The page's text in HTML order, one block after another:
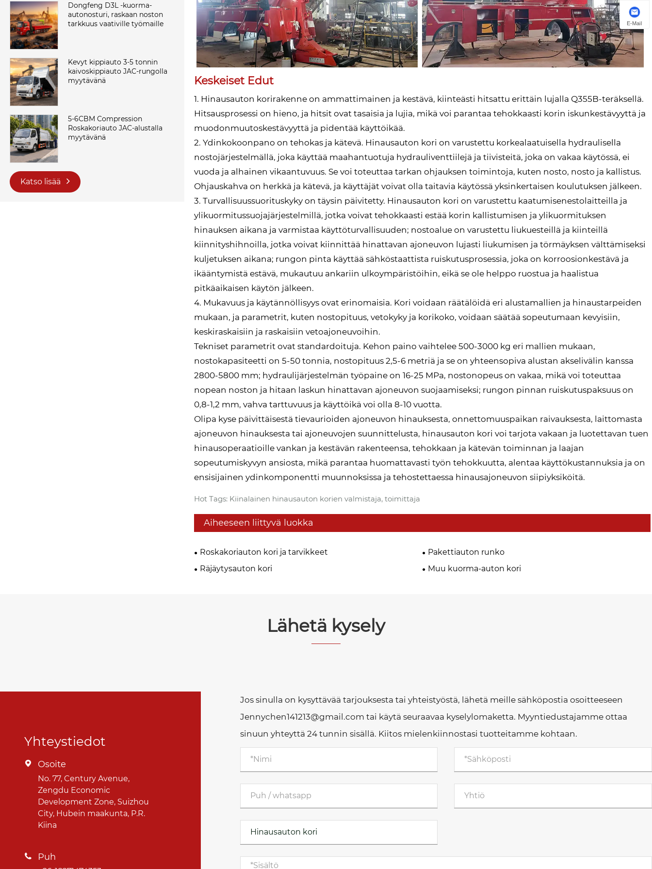
Dongfeng D3L -kuorma-
autonosturi, raskaan noston
tarkkuus vaativille työmaille
Kevyt kippiauto 3-5 tonnin
kaivoskippiauto JAC-rungolla
myytävänä
5-6CBM Compression
Roskakoriauto JAC-alustalla
myytävänä
Katso lisää
Keskeiset Edut
1. Hinausauton korirakenne on ammattimainen ja kestävä, kiinteästi hitsattu erittäin lujalla Q355B-teräksellä.
Hitsausprosessi on hieno, ja hitsit ovat tasaisia ​​ja lujia, mikä voi parantaa tehokkaasti korin iskunkestävyyttä ja
muodonmuutoskestävyyttä ja pidentää käyttöikää.
2. Ydinkokoonpano on tehokas ja kätevä. Hinausauton kori on varustettu korkealaatuisella hydraulisella
nostojärjestelmällä, joka käyttää maahantuotuja hydrauliventtiilejä ja tiivisteitä, joka on vakaa käytössä, ei
vuoda ja alhainen vikaantuvuus. Se voi toteuttaa tarkan ohjauksen toimintoja, kuten nosto, nosto ja kallistus.
Ohjauskahva on herkkä ja kätevä, ja käyttäjät voivat olla taitavia käytössä yksinkertaisen koulutuksen jälkeen.
3. Turvallisuussuorituskyky on täysin päivitetty. Hinausauton kori on varustettu kaatumisenestolaitteilla ja
ylikuormitussuojajärjestelmillä, jotka voivat tehokkaasti estää korin kallistumisen ja ylikuormituksen
hinauksen aikana ja varmistaa käyttöturvallisuuden; nostoalue on varustettu liukuesteillä ja kiinteillä
kiinnityshihnoilla, jotka voivat kiinnittää hinattavan ajoneuvon lujasti liukumisen ja törmäyksen välttämiseksi
kuljetuksen aikana; rungon pinta käyttää sähköstaattista ruiskutusprosessia, joka on korroosionkestävä ja
ikääntymistä estävä, mukautuu ankariin ulkoympäristöihin, eikä se ole helppo ruostua ja haalistua
pitkäaikaisen käytön jälkeen.
4. Mukavuus ja käytännöllisyys ovat erinomaisia. Kori voidaan räätälöidä eri alustamallien ja hinaustarpeiden
mukaan, ja parametrit, kuten nostopituus, vetokyky ja korikoko, voidaan säätää sopeutumaan kevyisiin,
keskiraskaisiin ja raskaisiin vetoajoneuvoihin.
Tekniset parametrit ovat standardoituja. Kehon paino vaihtelee 500-3000 kg eri mallien mukaan,
nostokapasiteetti on 5-50 tonnia, nostopituus 2,5-6 metriä ja se on yhteensopiva alustan akselivälin kanssa
2800-5800 mm; hydraulijärjestelmän työpaine on 16-25 MPa, nostonopeus on vakaa, mikä voi toteuttaa
nopean noston ja hitaan laskun hinattavan ajoneuvon suojaamiseksi; rungon pinnan ruiskutuspaksuus on
0,8-1,2 mm, vahva tarttuvuus ja käyttöikä voi olla 8-10 vuotta.
Olipa kyse päivittäisestä tievaurioiden ajoneuvon hinauksesta, onnettomuuspaikan raivauksesta, laittomasta
ajoneuvon hinauksesta tai ajoneuvojen suunnittelusta, hinausauton kori voi tarjota vakaan ja luotettavan tuen
hinausoperaatioille vankan ja kestävän rakenteensa, tehokkaan ja kätevän toiminnan ja laajan
sopeutumiskyvyn ansiosta, mikä parantaa huomattavasti työn tehokkuutta, alentaa käyttökustannuksia ja on
ensisijainen ydinkomponentti muunnoksissa ja tehostettaessa hinausajoneuvon siipiyksiköitä.
Hot Tags: Kiinalainen hinausauton korien valmistaja, toimittaja
Aiheeseen liittyvä luokka
Roskakoriauton kori ja tarvikkeet
Pakettiauton runko
Räjäytysauton kori
Muu kuorma-auton kori
Lähetä kysely
Yhteystiedot
 Osoite
No. 77, Century Avenue,
Zengdu Economic
Development Zone, Suizhou
City, Hubein maakunta, P.R.
Kiina
 Puh
Jos sinulla on kysyttävää tarjouksesta tai yhteistyöstä, lähetä meille sähköpostia osoitteeseen
Jennychen141213@gmail.com tai käytä seuraavaa kyselylomaketta. Myyntiedustajamme ottaa
sinuun yhteyttä 24 tunnin sisällä. Kiitos mielenkiinnostasi tuotteitamme kohtaan.
E-Mail